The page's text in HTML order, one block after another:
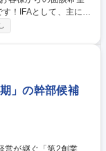
！IFAとして、主に個
します。 主にカ
SBI証券・楽天証
は11社、不動産、住
業月10時間程
」の幹部候補